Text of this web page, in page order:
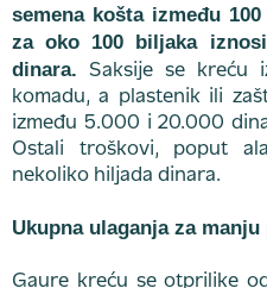
semena košta između
za oko 100 biljaka
dinara. Saksije se kreću
komadu, a plastenik ili
između 5.000 i 20.000
Ostali troškovi, poput
nekoliko hiljada dinara.
Ukupna ulaganja za
Gaure kreću se otprilike